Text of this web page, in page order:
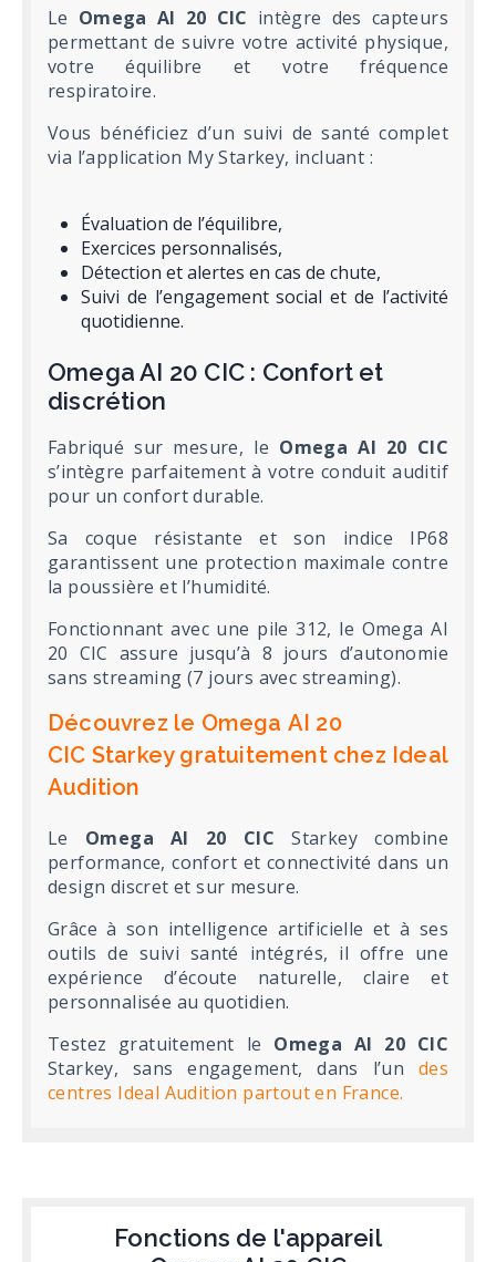
Le Omega AI 20 CIC intègre des capteurs
permettant de suivre votre activité physique,
votre équilibre et votre fréquence
respiratoire.
Vous bénéficiez d’un suivi de santé complet
via l’application My Starkey, incluant :
Évaluation de l’équilibre,
Exercices personnalisés,
Détection et alertes en cas de chute,
Suivi de l’engagement social et de l’activité
quotidienne.
Omega AI 20 CIC : Confort et
discrétion
Fabriqué sur mesure, le Omega AI 20 CIC
s’intègre parfaitement à votre conduit auditif
pour un confort durable.
Sa coque résistante et son indice IP68
garantissent une protection maximale contre
la poussière et l’humidité.
Fonctionnant avec une pile 312, le Omega AI
20 CIC assure jusqu’à 8 jours d’autonomie
sans streaming (7 jours avec streaming).
Découvrez le Omega AI 20
CIC Starkey gratuitement chez Ideal
Audition
Le Omega AI 20 CIC Starkey combine
performance, confort et connectivité dans un
design discret et sur mesure.
Grâce à son intelligence artificielle et à ses
outils de suivi santé intégrés, il offre une
expérience d’écoute naturelle, claire et
personnalisée au quotidien.
Testez gratuitement le Omega AI 20 CIC
Starkey, sans engagement, dans l’un des
centres Ideal Audition partout en France.
Fonctions de l'appareil